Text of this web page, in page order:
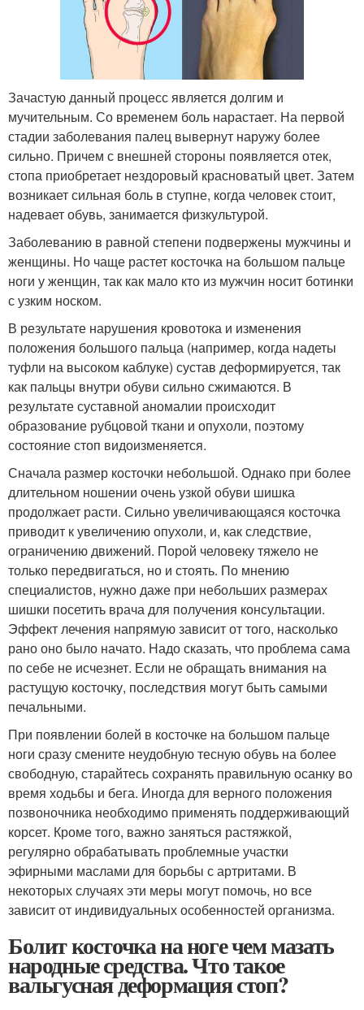
Зачастую данный процесс является долгим и
мучительным. Со временем боль нарастает. На первой
стадии заболевания палец вывернут наружу более
сильно. Причем с внешней стороны появляется отек,
стопа приобретает нездоровый красноватый цвет. Затем
возникает сильная боль в ступне, когда человек стоит,
надевает обувь, занимается физкультурой.
Заболеванию в равной степени подвержены мужчины и
женщины. Но чаще растет косточка на большом пальце
ноги у женщин, так как мало кто из мужчин носит ботинки
с узким носком.
В результате нарушения кровотока и изменения
положения большого пальца (например, когда надеты
туфли на высоком каблуке) сустав деформируется, так
как пальцы внутри обуви сильно сжимаются. В
результате суставной аномалии происходит
образование рубцовой ткани и опухоли, поэтому
состояние стоп видоизменяется.
Сначала размер косточки небольшой. Однако при более
длительном ношении очень узкой обуви шишка
продолжает расти. Сильно увеличивающаяся косточка
приводит к увеличению опухоли, и, как следствие,
ограничению движений. Порой человеку тяжело не
только передвигаться, но и стоять. По мнению
специалистов, нужно даже при небольших размерах
шишки посетить врача для получения консультации.
Эффект лечения напрямую зависит от того, насколько
рано оно было начато. Надо сказать, что проблема сама
по себе не исчезнет. Если не обращать внимания на
растущую косточку, последствия могут быть самыми
печальными.
При появлении болей в косточке на большом пальце
ноги сразу смените неудобную тесную обувь на более
свободную, старайтесь сохранять правильную осанку во
время ходьбы и бега. Иногда для верного положения
позвоночника необходимо применять поддерживающий
корсет. Кроме того, важно заняться растяжкой,
регулярно обрабатывать проблемные участки
эфирными маслами для борьбы с артритами. В
некоторых случаях эти меры могут помочь, но все
зависит от индивидуальных особенностей организма.
Болит косточка на ноге чем мазать
народные средства. Что такое
вальгусная деформация стоп?